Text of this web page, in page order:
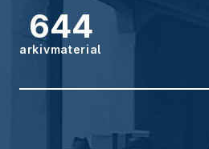
644
arkivmaterial